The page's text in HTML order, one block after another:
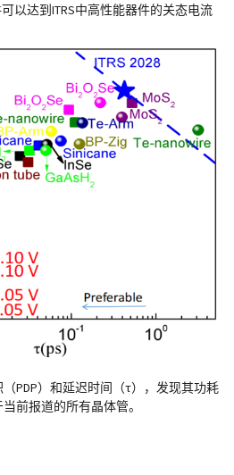
以达到ITRS中高性能器件的关态电流
PDP）和延迟时间（τ），发现其功耗
前报道的所有晶体管。